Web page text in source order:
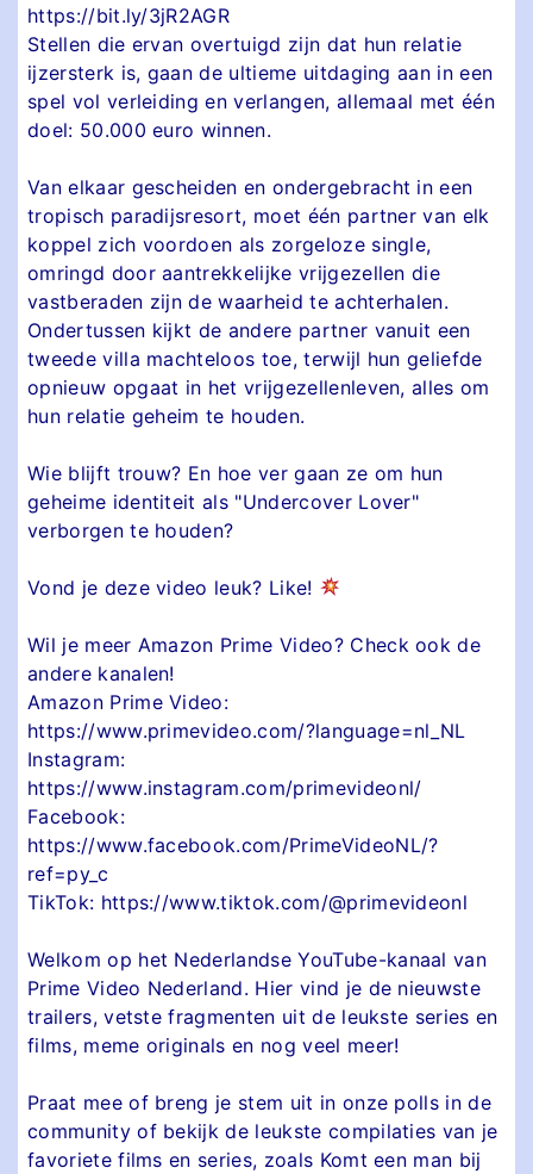
https://bit.ly/3jR2AGR
Stellen die ervan overtuigd zijn dat hun relatie
ijzersterk is, gaan de ultieme uitdaging aan in een
spel vol verleiding en verlangen, allemaal met één
doel: 50.000 euro winnen.
Van elkaar gescheiden en ondergebracht in een
tropisch paradijsresort, moet één partner van elk
koppel zich voordoen als zorgeloze single,
omringd door aantrekkelijke vrijgezellen die
vastberaden zijn de waarheid te achterhalen.
Ondertussen kijkt de andere partner vanuit een
tweede villa machteloos toe, terwijl hun geliefde
opnieuw opgaat in het vrijgezellenleven, alles om
hun relatie geheim te houden.
Wie blijft trouw? En hoe ver gaan ze om hun
geheime identiteit als "Undercover Lover"
verborgen te houden?
Vond je deze video leuk? Like!
Wil je meer Amazon Prime Video? Check ook de
andere kanalen!
Amazon Prime Video:
https://www.primevideo.com/?language=nl_NL
Instagram:
https://www.instagram.com/primevideonl/
Facebook:
https://www.facebook.com/PrimeVideoNL/?
ref=py_c
TikTok: https://www.tiktok.com/@primevideonl
Welkom op het Nederlandse YouTube-kanaal van
Prime Video Nederland. Hier vind je de nieuwste
trailers, vetste fragmenten uit de leukste series en
films, meme originals en nog veel meer!
Praat mee of breng je stem uit in onze polls in de
community of bekijk de leukste compilaties van je
favoriete films en series, zoals Komt een man bij